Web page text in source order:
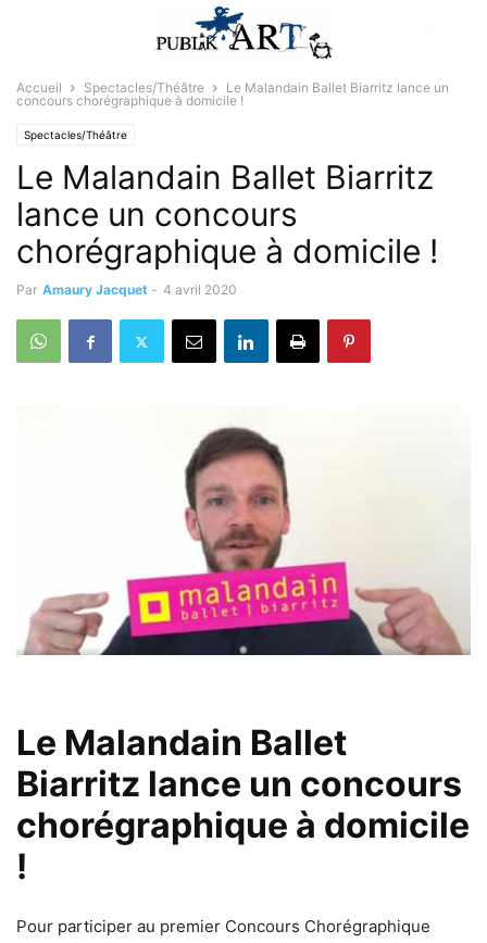
Accueil Spectacles/Théâtre
Le Malandain Ballet Biarritz lance un
concours chorégraphique à domicile !
Spectacles/Théâtre
Le Malandain Ballet Biarritz
lance un concours
chorégraphique à domicile !
Par Amaury Jacquet - 4 avril 2020
Le Malandain Ballet
Biarritz lance un concours
chorégraphique à domicile
!
Pour participer au premier Concours Chorégraphique